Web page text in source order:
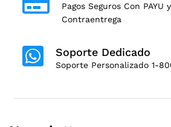
Pagos Seguros Con PAYU
Contraentrega
Soporte Dedicado
Soporte Personalizado 1-